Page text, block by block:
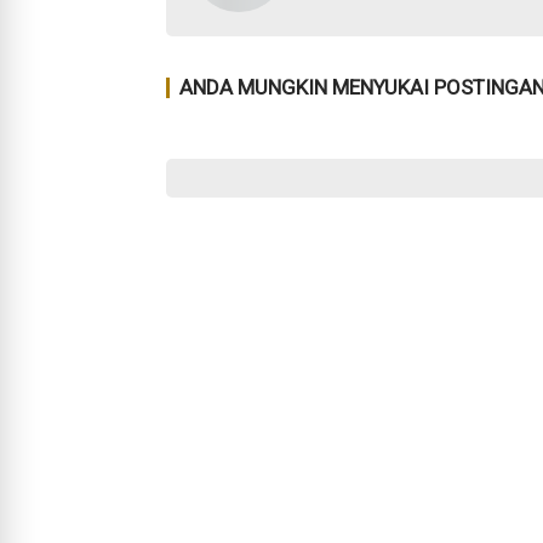
ANDA MUNGKIN MENYUKAI